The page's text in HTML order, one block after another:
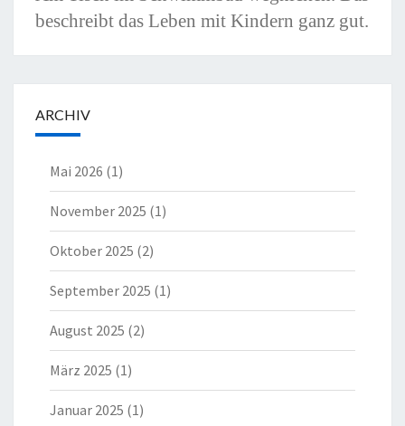
beschreibt das Leben mit Kindern ganz gut.
ARCHIV
Mai 2026 (1)
November 2025 (1)
Oktober 2025 (2)
September 2025 (1)
August 2025 (2)
März 2025 (1)
Januar 2025 (1)